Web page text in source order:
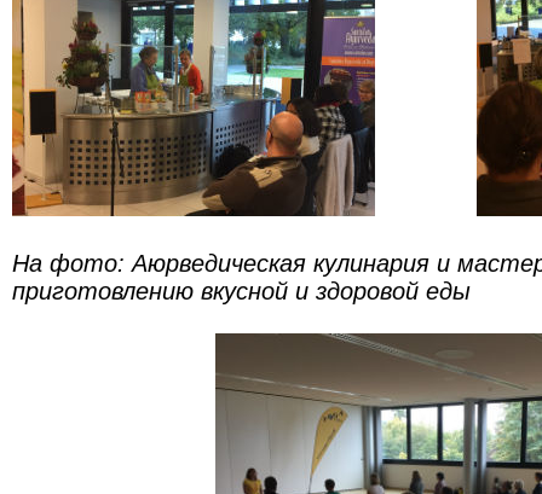
На фото: Аюрведическая кулинария и
приготовлению вкусной и здоровой еды